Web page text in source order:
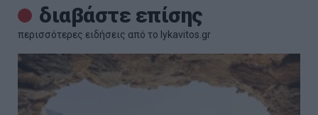
διαβάστε επίσης
περισσότερες ειδήσεις από το lykavitos.gr